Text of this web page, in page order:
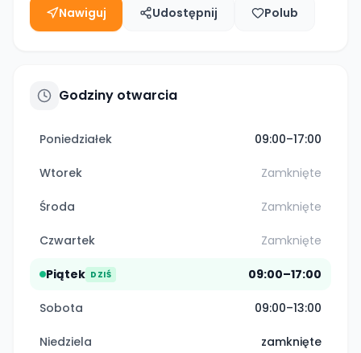
Nawiguj Udostępnij Polub
Godziny otwarcia
Poniedziałek 09:00–17:00
Wtorek Zamknięte
Środa Zamknięte
Czwartek Zamknięte
Piątek DZIŚ 09:00–17:00
Sobota 09:00–13:00
Niedziela zamknięte